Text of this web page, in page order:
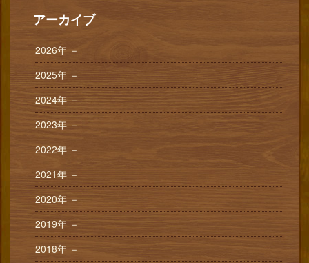
アーカイブ
2026年 ＋
2025年 ＋
2024年＋
2023年 ＋
2022年 ＋
2021年 ＋
2020年 ＋
2019年 ＋
2018年 ＋